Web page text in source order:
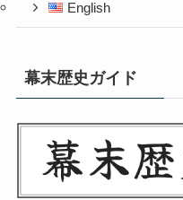
English
幕末歴史ガイド